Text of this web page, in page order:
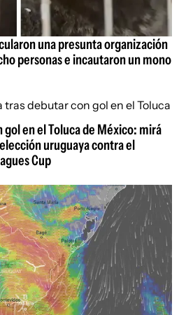
una presunta organización
personas e incautaron un mono
en el Toluca de México: mirá
uruguaya contra el
Cup